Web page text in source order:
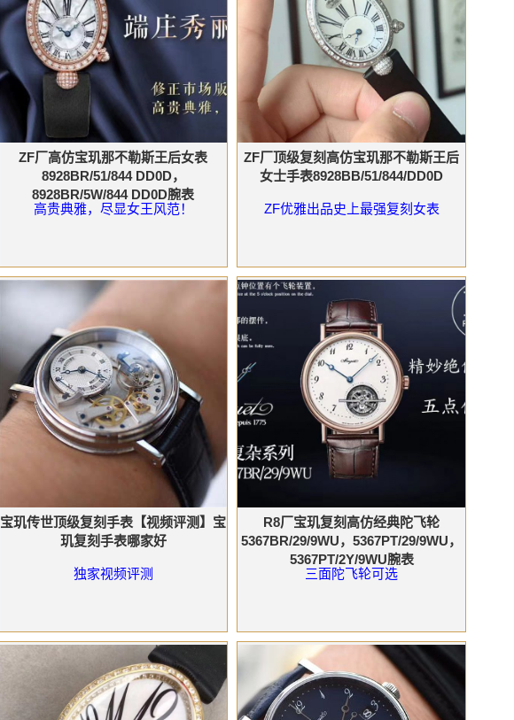
ZF厂高仿宝玑那不勒斯王后女表
8928BR/51/844 DD0D，
8928BR/5W/844 DD0D腕表
高贵典雅，尽显女王风范！
ZF厂顶级复刻高仿宝玑那不勒斯王后
女士手表8928BB/51/844/DD0D
ZF优雅出品史上最强复刻女表
宝玑传世顶级复刻手表【视频评测】宝
玑复刻手表哪家好
独家视频评测
R8厂宝玑复刻高仿经典陀飞轮
5367BR/29/9WU，5367PT/29/9WU，
5367PT/2Y/9WU腕表
三面陀飞轮可选